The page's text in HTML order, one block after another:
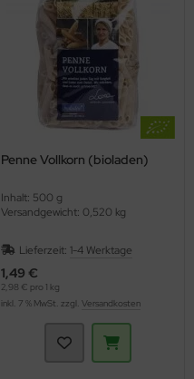
Penne Vollkorn (bioladen)
Inhalt: 500 g
Versandgewicht: 0,520 kg
Lieferzeit: 1-4 Werktage
1,49 €
2,98 € pro 1 kg
inkl. 7 % MwSt. zzgl. Versandkosten